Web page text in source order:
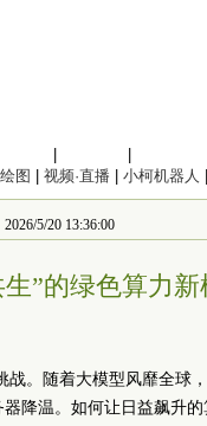
绘图 视频·直播 小柯机器人
5/20 13:36:00
”的绿色算力新
。随着大模型风靡全球
降温。如何让日益飙升